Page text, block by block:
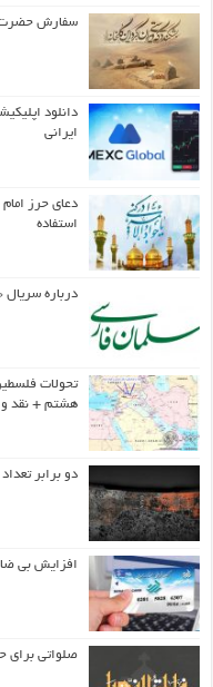
سفارش حضرت
ایرانی
دعای حرز
استفاده
درباره
تحولات
هشتم + نقد
دو برابر
افزایش بی
صلواتی برای